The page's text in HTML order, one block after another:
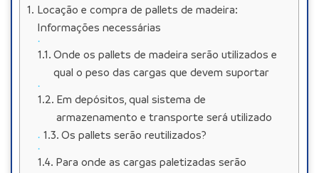
Locação e compra de pallets de madeira:
Informações necessárias
Onde os pallets de madeira serão utilizados e
qual o peso das cargas que devem suportar
Em depósitos, qual sistema de
armazenamento e transporte será utilizado
Os pallets serão reutilizados?
Para onde as cargas paletizadas serão